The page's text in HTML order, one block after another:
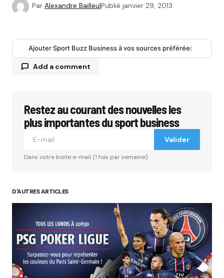
Par Alexandre BailleulPublié janvier 29, 2013
Ajouter Sport Buzz Business à vos sources préférées
Add a comment
Votre adresse e-mail ne sera pas publiée.Les
champs obligatoires sont indiqués avec*
Your E-mail *
Submit Comment
Restez au courant des nouvelles les
plus importantes du sport business
Valider
Dans votre boite e-mail (1 fois par semaine).
D'AUTRES ARTICLES